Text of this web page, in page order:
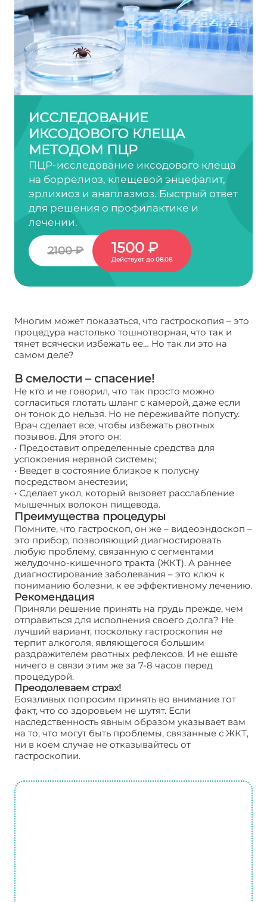
ИССЛЕДОВАНИЕ
ИКСОДОВОГО КЛЕЩА
МЕТОДОМ ПЦР
ПЦР-исследование иксодового клеща
на боррелиоз, клещевой энцефалит,
эрлихиоз и анаплазмоз. Быстрый ответ
для решения о профилактике и
лечении.
2100 ₽ 1500 ₽
Действует до 08.08
Многим может показаться, что гастроскопия – это
процедура настолько тошнотворная, что так и
тянет всячески избежать ее… Но так ли это на
самом деле?
В смелости – спасение!
Не кто и не говорил, что так просто можно
согласиться глотать шланг с камерой, даже если
он тонок до нельзя. Но не переживайте попусту.
Врач сделает все, чтобы избежать рвотных
позывов. Для этого он:
• Предоставит определенные средства для
успокоения нервной системы;
• Введет в состояние близкое к полусну
посредством анестезии;
• Сделает укол, который вызовет расслабление
мышечных волокон пищевода.
Преимущества процедуры
Помните, что гастроскоп, он же – видеоэндоскоп –
это прибор, позволяющий диагностировать
любую проблему, связанную с сегментами
желудочно-кишечного тракта (ЖКТ). А раннее
диагностирование заболевания – это ключ к
пониманию болезни, к ее эффективному лечению.
Рекомендация
Приняли решение принять на грудь прежде, чем
отправиться для исполнения своего долга? Не
лучший вариант, поскольку гастроскопия не
терпит алкоголя, являющегося большим
раздражителем рвотных рефлексов. И не ешьте
ничего в связи этим же за 7-8 часов перед
процедурой.
Преодолеваем страх!
Боязливых попросим принять во внимание тот
факт, что со здоровьем не шутят. Если
наследственность явным образом указывает вам
на то, что могут быть проблемы, связанные с ЖКТ,
ни в коем случае не отказывайтесь от
гастроскопии.